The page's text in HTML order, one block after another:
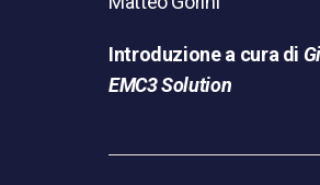
Introduzione a cura di
EMC3 Solution